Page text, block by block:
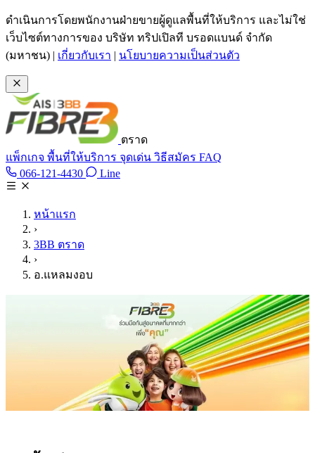
ข้ามไปเนื้อหาหลัก
ดำเนินการโดยพนักงานฝ่ายขายผู้ดูแลพื้นที่ให้บริการ และไม่ใช่
เว็บไซต์ทางการของ บริษัท ทริปเปิลที บรอดแบนด์ จำกัด
(มหาชน) | เกี่ยวกับเรา | นโยบายความเป็นส่วนตัว
ตราด
แพ็กเกจ พื้นที่ให้บริการ จุดเด่น วิธีสมัคร FAQ
066-121-4430 โทร 066-121-4430
LineLine @tan3bb
หน้าแรก
›
3BB ตราด
›
อ.แหลมงอบ